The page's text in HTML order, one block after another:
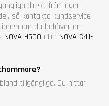
direkt från lager.
så kontakta kundservice
om du behöver en
NOVA H500 eller NOVA C41-
tillgängliga. Du hittar